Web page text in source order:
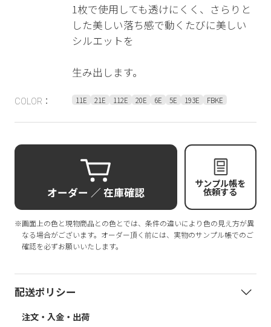
1枚で使用しても透けにくく、さらりと
した美しい落ち感で動くたびに美しい
シルエットを
生み出します。
COLOR： 11E 21E 112E 20E 6E 5E 193E FBKE
オーダー ／ 在庫確認
サンプル帳を
依頼する
※画面上の色と現物商品との色とでは、条件の違いにより色の見え方が異
なる場合がございます。オーダー頂く前には、実物のサンプル帳でのご
確認を必ずお願いいたします。
配送ポリシー
注文・入金・出荷